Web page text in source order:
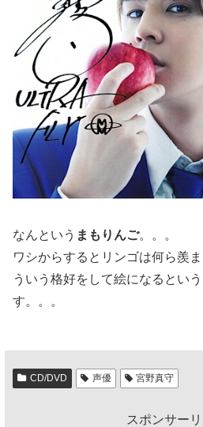
なんという まもりんご。。。
ワシからするとリンゴは何ら羨
ういう格好をして絵になるとい
す。。。
CD/DVD 声優 宮野真守
スポンサー